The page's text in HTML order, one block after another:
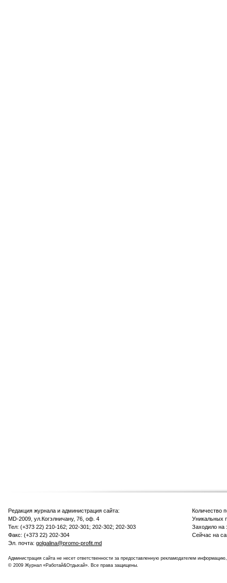
Редакция журнала и администрация сайта:
MD-2009, ул.Когэлничану, 76, оф. 4
Тел: (+373 22) 210-162; 202-301; 202-302; 202-303
Факс: (+373 22) 202-304
Эл. почта: golgalina@promo-profit.md
Количество
Уникальных
Заходило на
Сейчас на
Администрация сайта не несет ответственности за предоставленную рекламодателем
© 2009 Журнал «Работай&Отдыхай». Все права защищены.